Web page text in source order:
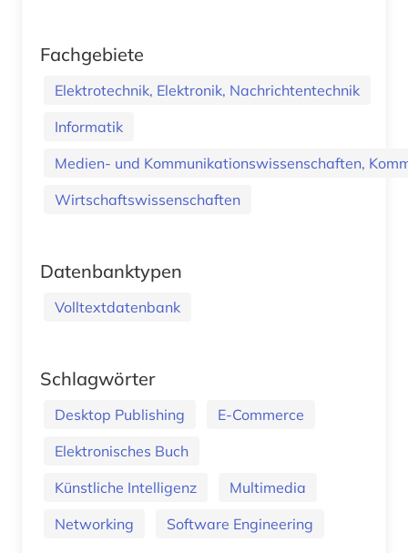
Fachgebiete
Elektrotechnik, Elektronik, Nachrichtentechnik
Informatik
Medien- und Kommunikationswissenschaften,
Wirtschaftswissenschaften
Datenbanktypen
Volltextdatenbank
Schlagwörter
Desktop Publishing
E-Commerce
Elektronisches Buch
Künstliche Intelligenz
Multimedia
Networking
Software Engineering